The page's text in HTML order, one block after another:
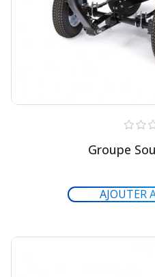
Groupe